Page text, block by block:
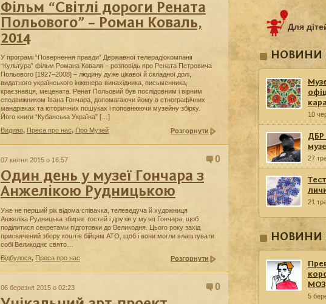
Фільм “Світлі дороги Рената
Польового” – Роман Коваль,
2014
У програмі “Повернення правди” Державної телерадіокомпанії
“Культура” фільм Романа Коваля − розповідь про Рената Петровича
Польового [1927−2008] − людину дуже цікавої й складної долі,
видатного українського інженера-винахідника, письменника,
краєзнавця, мецената. Ренат Польовий був послідовним і вірним
сподвижником Івана Гончара, допомагаючи йому в етнографічних
мандрівках та історичних пошуках і поповнюючи музейну збірку.
Його книги “Кубанська Україна” […]
Видиво, Преса про нас, Про Музей Розгорнути
07 квітня 2015 о 16:57 0
Один день у музеї Гончара з
Анжелікою Рудницькою
Уже не перший рік відома співачка, телеведуча й художниця
Анжеліка Рудницька збирає гостей і друзів у музеї Гончара, щоб
поділитися секретами підготовки до Великодня. Цього року захід
присвячений збору коштів бійцям АТО, щоб і вони могли влаштувати
собі Великоднє свято…
Відбулося, Преса про нас Розгорнути
06 березня 2015 о 02:23 0
Для
НОВИНИ
10
ДБР
27
21
НОВИНИ
МОЗ
5